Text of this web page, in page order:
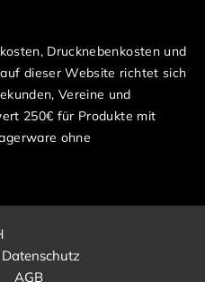
Drucknebenkosten und
dieser Website richtet sich
Vereine und
250€ für Produkte mit
ohne
Datenschutz
AGB